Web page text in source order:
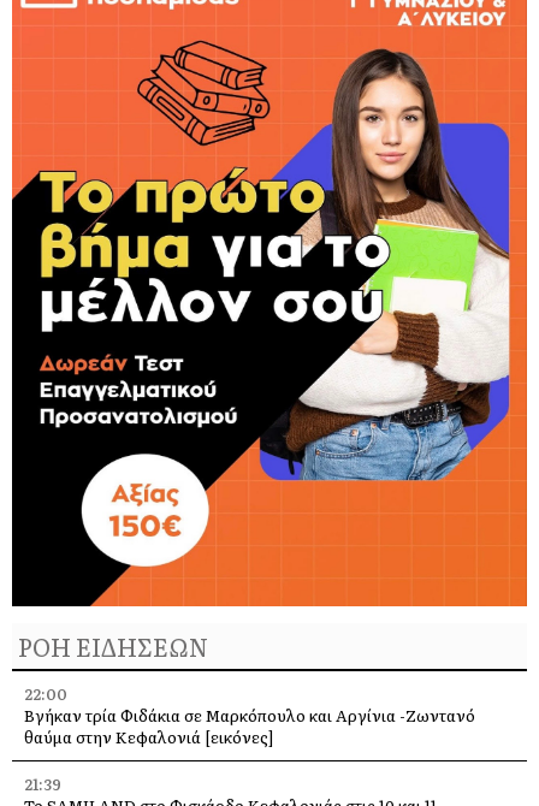
ΡΟΗ ΕΙΔΗΣΕΩΝ
22:00
Βγήκαν τρία Φιδάκια σε Μαρκόπουλο και Αργίνια -Ζωντανό
θαύμα στην Κεφαλονιά [εικόνες]
21:39